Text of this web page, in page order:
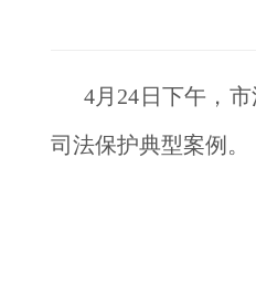
4月24日下午，
司法保护典型案例。